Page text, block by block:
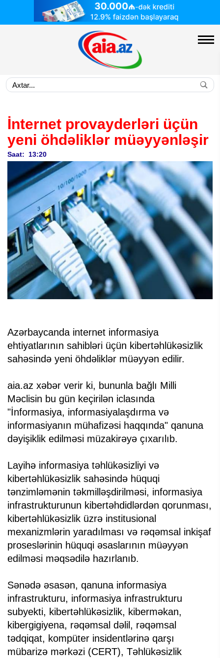
İnternet provayderləri üçün
yeni öhdəliklər müəyyənləşir
Saat: 13:20
Azərbaycanda internet informasiya
ehtiyatlarının sahibləri üçün kibertəhlükəsizlik
sahəsində yeni öhdəliklər müəyyən edilir.
aia.az xəbər verir ki, bununla bağlı Milli
Məclisin bu gün keçirilən iclasında
"İnformasiya, informasiyalaşdırma və
informasiyanın mühafizəsi haqqında" qanuna
dəyişiklik edilməsi müzakirəyə çıxarılıb.
Layihə informasiya təhlükəsizliyi və
kibertəhlükəsizlik sahəsində hüquqi
tənzimləmənin təkmilləşdirilməsi, informasiya
infrastrukturunun kibertəhdidlərdən qorunması,
kibertəhlükəsizlik üzrə institusional
mexanizmlərin yaradılması və rəqəmsal inkişaf
proseslərinin hüquqi əsaslarının müəyyən
edilməsi məqsədilə hazırlanıb.
Sənədə əsasən, qanuna informasiya
infrastrukturu, informasiya infrastrukturu
subyekti, kibertəhlükəsizlik, kiberməkan,
kibergigiyena, rəqəmsal dəlil, rəqəmsal
tədqiqat, kompüter insidentlərinə qarşı
mübarizə mərkəzi (CERT), Təhlükəsizlik